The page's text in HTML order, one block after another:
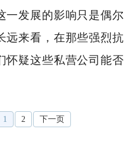
一发展的影响只是偶尔
远来看，在那些强烈抗
怀疑这些私营公司能否
1 2 下一页